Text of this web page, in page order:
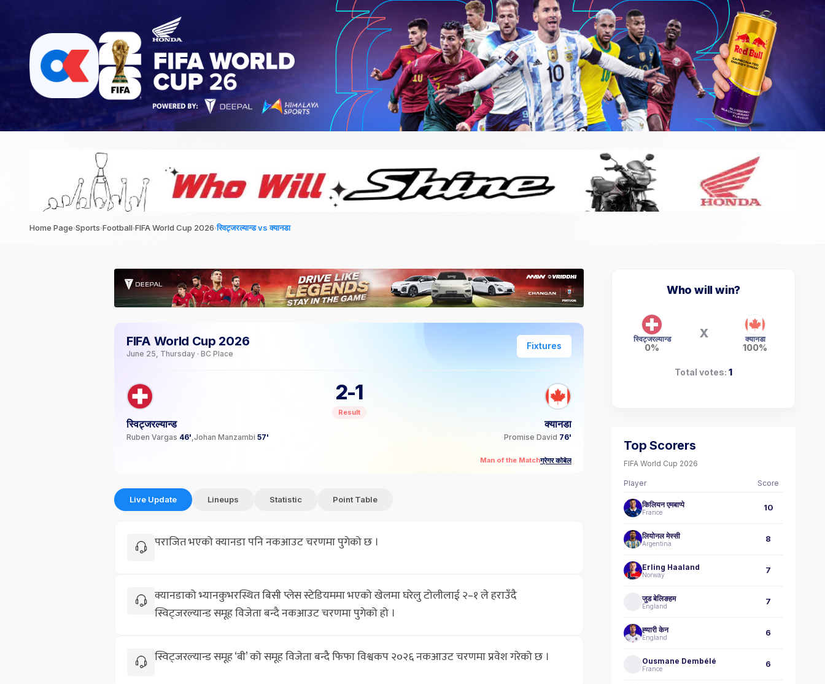
Home Page›Sports›Football›FIFA World Cup 2026›स्विट्जरल्यान्ड vs क्यानडा
FIFA World Cup 2026
June 25, Thursday · BC Place
Fixtures
स्विट्जरल्यान्ड
Ruben Vargas 46' Johan Manzambi 57'
2-1
Result
क्यानडा
Promise David 76'
Man of the Matchग्रेगर कोबेल
Live Update Lineups Statistic Point Table
पराजित भएको क्यानडा पनि नकआउट चरणमा पुगेको छ ।
क्यानडाको भ्यानकुभरस्थित बिसी प्लेस स्टेडियममा भएको खेलमा घरेलु टोलीलाई २–१ ले हराउँदै
स्विट्जरल्यान्ड समूह विजेता बन्दै नकआउट चरणमा पुगेको हो ।
स्विट्जरल्यान्ड समूह ‘बी’ को समूह विजेता बन्दै फिफा विश्वकप २०२६ नकआउट चरणमा प्रवेश गरेको छ ।
Who will win?
स्विट्जरल्यान्ड
0%
X क्यानडा
100%
Total votes: 1
Top Scorers
FIFA World Cup 2026
Player Score
किलियन एमबाप्पे
France 10
लियोनल मेस्सी
Argentina 8
Erling Haaland
Norway 7
जुड बेलिङहम
England 7
ह्‍यारी केन
England 6
Ousmane Dembélé
France 6